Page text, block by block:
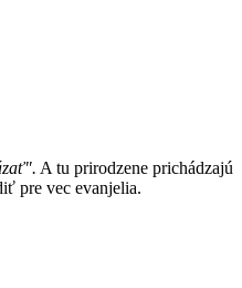
A tu prirodzene prichádzajú
pre vec evanjelia.